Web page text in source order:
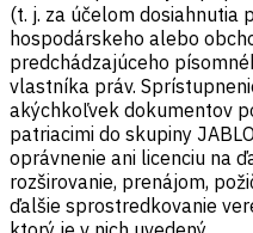
(t. j. za účelom dosiahnutia
hospodárskeho alebo
predchádzajúceho
vlastníka práv.
akýchkoľvek dokumentov
patriacimi do skupiny
oprávnenie ani licenciu na
rozširovanie, prenájom,
ďalšie sprostredkovanie